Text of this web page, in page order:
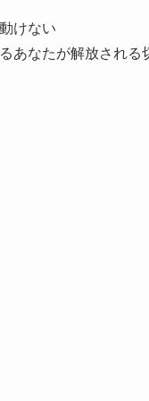
けない
あなたが解放される